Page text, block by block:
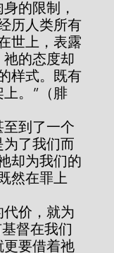
历人类所有
世上，表露
的态度却
样式。既有
。”（腓
了我们而
却为我们的
然在罪上
督在我们
要借着祂